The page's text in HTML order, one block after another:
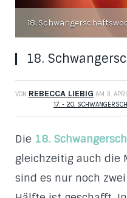
18.
18.
VON REBECCA LIEBIG AM 3.
17. - 20.
Die 18.
gleichzeitig auch die
sind es nur noch